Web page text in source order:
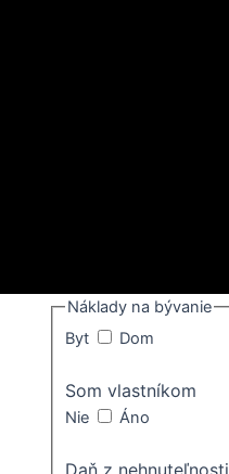
Náklady na bývanie
Byt
Dom
Som vlastníkom
Nie Áno